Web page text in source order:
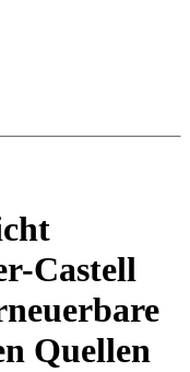
Castell
Quellen